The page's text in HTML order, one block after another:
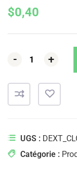
$0,40
- +
- +
- +
UGS :
Catégorie :